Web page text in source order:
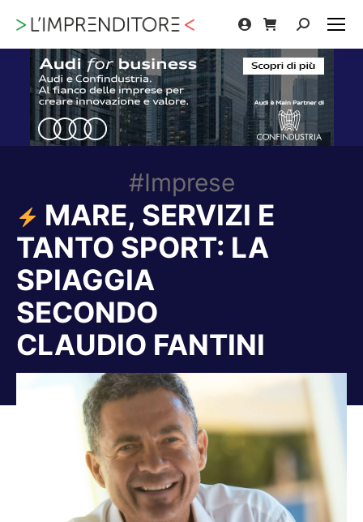
Cerca:
#Imprese
MARE, SERVIZI E
TANTO SPORT: LA
SPIAGGIA
SECONDO
CLAUDIO FANTINI
Tu sei qui: